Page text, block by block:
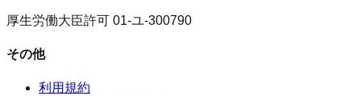
厚生労働大臣許可 01-ユ-300790
その他
利用規約